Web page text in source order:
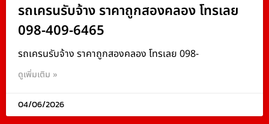
รถเครนรับจ้าง ราคาถูกสองคลอง โทรเลย
098-409-6465
รถเครนรับจ้าง ราคาถูกสองคลอง โทรเลย 098-
ดูเพิ่มเติม »
04/06/2026